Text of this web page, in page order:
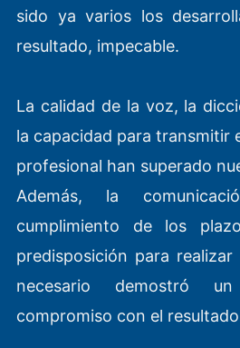
c
o
5
d
e
sido ya varios los
resultado, impecable.
La calidad de la voz, la
la capacidad para transmitir
profesional han superado
Además, la
cumplimiento de los
predisposición para
necesario demostró
compromiso con el